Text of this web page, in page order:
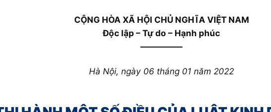
CỘNG HÒA XÃ HỘI CHỦ NGHĨA VIỆT NAM
Độc lập – Tự do – Hạnh phúc
—————
Hà Nội, ngày 06 tháng 01 năm 2022